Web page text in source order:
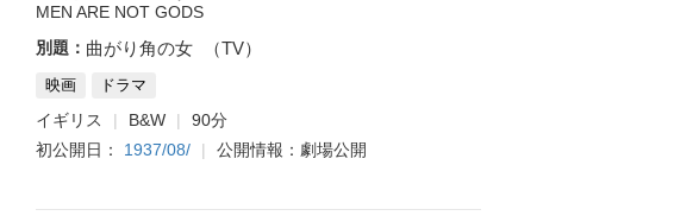
MEN ARE NOT GODS
別題： 曲がり角の女 （TV）
映画 ドラマ
イギリス B&W
90分
初公開日： 1937/08/ 公開情報：劇場公開